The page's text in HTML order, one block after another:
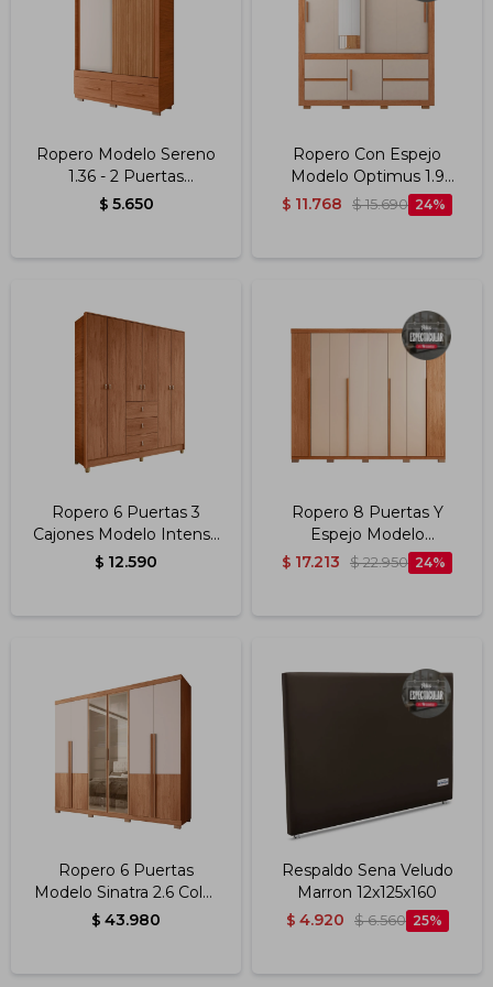
Ropero Modelo Sereno
1.36 - 2 Puertas
Corredizas Y 2 Cajones
$ 5.650
Ropero Con Espejo
Modelo Optimus 1.9
Color Freijo/off White
$ 11.768 $ 15.690 24
Ropero 6 Puertas 3
Cajones Modelo Intense
1.5 Color Freijo
$ 12.590
Ropero 8 Puertas Y
Espejo Modelo
Magnatto 2.4 Color
Freijo/off White
$ 17.213 $ 22.950 24
Ropero 6 Puertas
Modelo Sinatra 2.6 Color
Freijo/off White
$ 43.980
Respaldo Sena Veludo
Marron 12x125x160
$ 4.920 $ 6.560 25